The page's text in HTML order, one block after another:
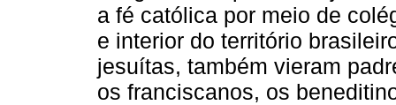
a fé católica por meio de
e interior do território
jesuítas, também vieram
os franciscanos, os